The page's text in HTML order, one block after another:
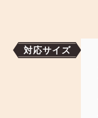
対応サイズ